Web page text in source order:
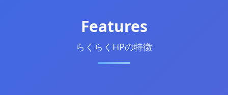
Features
らくらくHPの特徴